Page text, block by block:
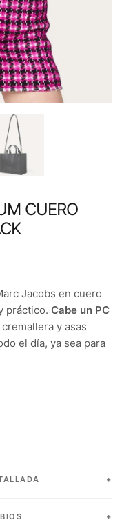
CUERO
Jacobs en cuero
práctico. Cabe un PC
y asas
el día, ya sea para